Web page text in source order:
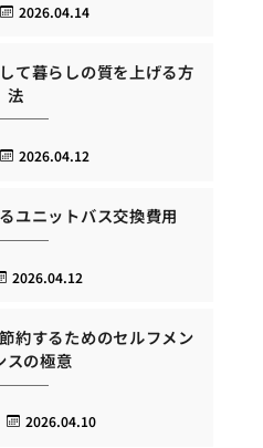
2026.04.14
て暮らしの質を上げる方
法
2026.04.12
ユニットバス交換費用
2026.04.12
約するためのセルフメン
スの極意
2026.04.10